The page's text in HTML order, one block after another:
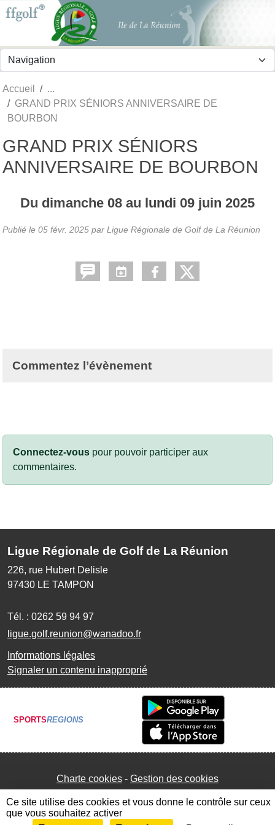
Accueil
GRAND PRIX SÉNIORS ANNIVERSAIRE DE
BOURBON
GRAND PRIX SÉNIORS
ANNIVERSAIRE DE BOURBON
Du dimanche 08 au lundi 09 juin 2025
Publié le 05 févr. 2025 par Ligue Régionale de Golf de La Réunion
Commentez l’évènement
Connectez-vous pour pouvoir participer aux
commentaires.
Ligue Régionale de Golf de La Réunion
226, rue Hubert Delisle
97430 LE TAMPON
Tél. : 0262 59 94 97
ligue.golf.reunion@wanadoo.fr
Informations légales
Signaler un contenu inapproprié
SPORTSREGIONS
Charte cookies Gestion des cookies
Panneau de gestion des cookies
Ce site utilise des cookies et vous donne le contrôle sur ceux
que vous souhaitez activer